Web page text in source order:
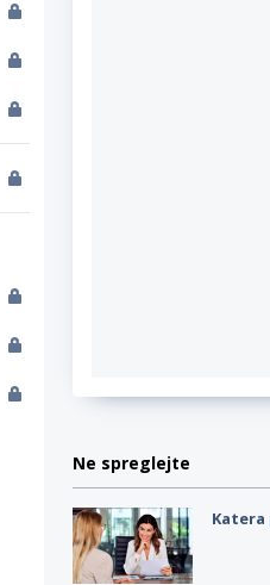
Ne spreglejte